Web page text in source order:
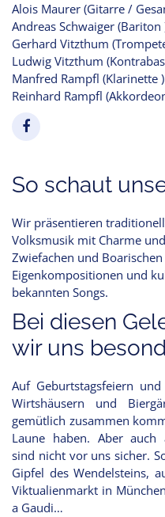
Alois Maurer (Gitarre /
Andreas Schwaiger (Bariton
Gerhard Vitzthum
Ludwig Vitzthum
Manfred Rampfl (Klarinette )
Reinhard Rampfl
So schaut
Wir präsentieren
Volksmusik mit Charme
Zwiefachen und
Eigenkompositionen und
bekannten Songs.
Bei diesen
wir uns
Auf Geburtstagsfeiern
Wirtshäusern und
gemütlich zusammen
Laune haben. Aber auch
sind nicht vor uns sicher.
Gipfel des Wendelsteins,
Viktualienmarkt in
a Gaudi…